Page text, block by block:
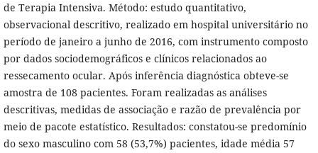
de Terapia Intensiva. Método: estudo quantitativo,
observacional descritivo, realizado em hospital universitário no
período de janeiro a junho de 2016, com instrumento composto
por dados sociodemográficos e clínicos relacionados ao
ressecamento ocular. Após inferência diagnóstica obteve-se
amostra de 108 pacientes. Foram realizadas as análises
descritivas, medidas de associação e razão de prevalência por
meio de pacote estatístico. Resultados: constatou-se predomínio
do sexo masculino com 58 (53,7%) pacientes, idade média 57